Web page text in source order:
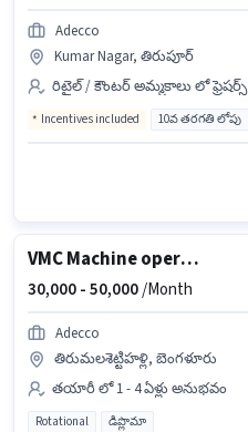
Adecco
Kumar Nagar, తిరుపూర్
రిటైల్ / కౌంటర్ అమ్మకాలు లో ఫ్రెషర్స్
Incentives included 10వ తరగతి లోపు
VMC Machine operator
30,000 -50,000/Month
Adecco
తిరుమలశెట్టిహళ్లి, బెంగళూరు
తయారీ లో 1 - 4 ఏళ్లు అనుభవం
Rotational డిప్లొమా